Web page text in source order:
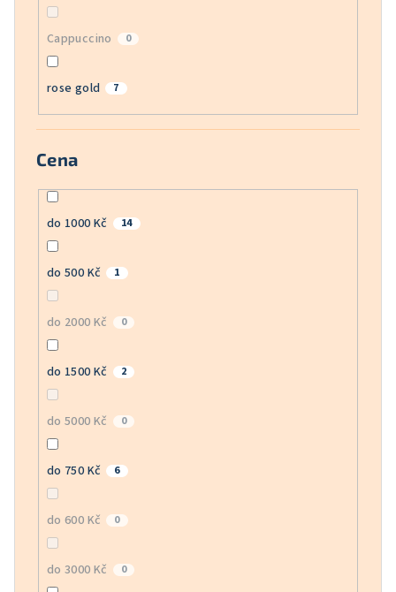
Cappuccino 0
rose gold 7
Cena
do 1000 Kč 14
do 500 Kč 1
do 2000 Kč 0
do 1500 Kč 2
do 5000 Kč 0
do 750 Kč 6
do 600 Kč 0
do 3000 Kč 0